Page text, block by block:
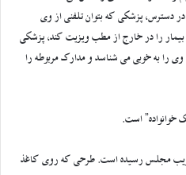
دسترس، پزشکی که بتوان تلفنی از وی
را در خارج از مطب ویزیت کند، پزشکی
وی را به خوبی می شناسد و مدارک مربوطه را
خوانواده” است.
مجلس رسیده است. طرحی که روی کاغذ